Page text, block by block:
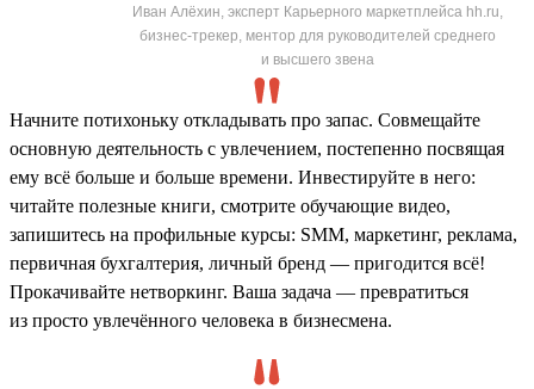
Иван Алёхин, эксперт Карьерного маркетплейса hh.ru,
бизнес-трекер, ментор для руководителей среднего
и высшего звена
Начните потихоньку откладывать про запас. Совмещайте
основную деятельность с увлечением, постепенно посвящая
ему всё больше и больше времени. Инвестируйте в него:
читайте полезные книги, смотрите обучающие видео,
запишитесь на профильные курсы: SMM, маркетинг, реклама,
первичная бухгалтерия, личный бренд — пригодится всё!
Прокачивайте нетворкинг. Ваша задача — превратиться
из просто увлечённого человека в бизнесмена.